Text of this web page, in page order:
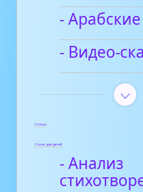
-
- Видео-
Статьи
Стихи для детей
- Анализ